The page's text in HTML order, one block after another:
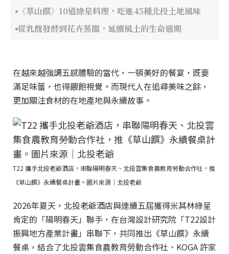
《草山饌》10道綠星料理，吃進45種北投土地風味
從乳酸發酵到花卉蒸餾，延續風土的生命週期
在越來越強調五感體驗的當代，一頓美好的餐宴，既要
滿足味蕾，也得餵飽視覺。而現代人在追尋美味之餘，
更加關注食材的在地產地與永續故事。
T22 攜手北投老爺酒店，串聯陽明春天、北投雲集食農教育勞動合作社，推
《草山饌》永續餐桌計畫。圖片來源｜北投老爺
2026年夏天，北投老爺酒店與連續五屆獲得米其林綠星
肯定的「陽明春天」聯手，在台灣設計研究院「T22設計
振興地方產業計畫」串聯下，共同推出《草山饌》永續
餐桌，結合了北投雲集食農教育勞動合作社、KOGA 許家